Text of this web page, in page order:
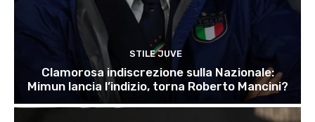
STILE JUVE
Clamorosa indiscrezione sulla Nazionale:
Mimun lancia l’indizio, torna Roberto Mancini?